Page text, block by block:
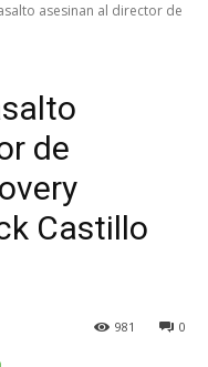
asesinan al director de
de
Castillo
0
981